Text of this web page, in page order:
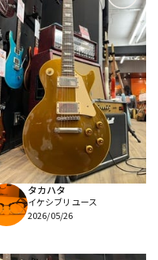
DTM
レコーディング機器
楽器アクセサリ
ヴィンテージ
タカハタ
イケシブリユース
2026/05/26